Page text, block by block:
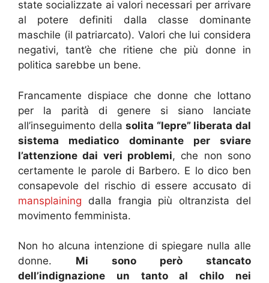
state socializzate ai valori necessari per arrivare
al potere definiti dalla classe dominante
maschile (il patriarcato). Valori che lui considera
negativi, tant’è che ritiene che più donne in
politica sarebbe un bene.
Francamente dispiace che donne che lottano
per la parità di genere si siano lanciate
all’inseguimento dellasolita “lepre” liberata dal
sistema mediatico dominante per sviare
l’attenzione dai veri problemi, che non sono
certamente le parole di Barbero. E lo dico ben
consapevole del rischio di essere accusato di
mansplaining dalla frangia più oltranzista del
movimento femminista.
Non ho alcuna intenzione di spiegare nulla alle
donne. Mi sono però stancato
dell’indignazione un tanto al chilo nei